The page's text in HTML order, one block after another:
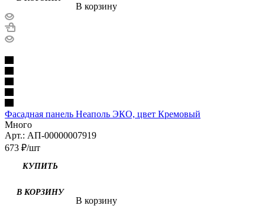
В корзину
Фасадная панель Неаполь ЭКО, цвет Кремовый
Много
Арт.: АП-00000007919
673 ₽/шт
В корзину